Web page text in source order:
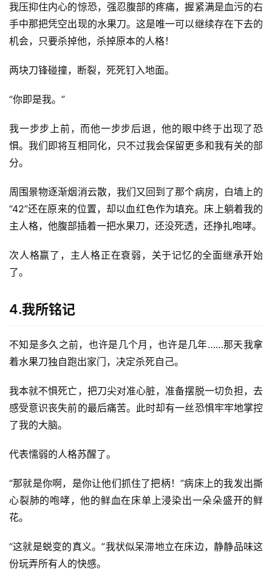
科
幻
讯
题
科
幻
说
库
登录 注册
我压抑住内心的惊恐，强忍腹部的疼痛，握紧满是血污的右
手中那把凭空出现的水果刀。这是唯一可以继续存在下去的
机会，只要杀掉他，杀掉原本的人格！
两块刀锋碰撞，断裂，死死钉入地面。
“你即是我。”
我一步步上前，而他一步步后退，他的眼中终于出现了恐
惧。我们即将互相同化，只不过我会保留更多和我有关的部
分。
周围景物逐渐烟消云散，我们又回到了那个病房，白墙上的
“42”还在原来的位置，却以血红色作为填充。床上躺着我的
主人格，他腹部插着一把水果刀，还没死透，还挣扎咆哮。
次人格赢了，主人格正在衰弱，关于记忆的全面继承开始
了。
4.我所铭记
不知是多久之前，也许是几个月，也许是几年……那天我拿
着水果刀独自跑出家门，决定杀死自己。
我本就不惧死亡，把刀尖对准心脏，准备摆脱一切负担，去
感受意识丧失前的最后痛苦。此时却有一丝恐惧牢牢地掌控
了我的大脑。
代表懦弱的人格苏醒了。
“那就是你啊，是你让他们抓住了把柄！”病床上的我发出撕
心裂肺的咆哮，他的鲜血在床单上浸染出一朵朵盛开的鲜
花。
“这就是蜕变的真义。”我状似呆滞地立在床边，静静品味这
份玩弄所有人的快感。